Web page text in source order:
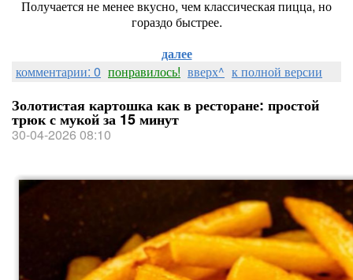
Получается не менее вкусно, чем классическая пицца, но
гораздо быстрее.
далее
комментарии: 0 понравилось! вверх^ к полной версии
Золотистая картошка как в ресторане: простой
трюк с мукой за 15 минут
30-04-2026 08:10